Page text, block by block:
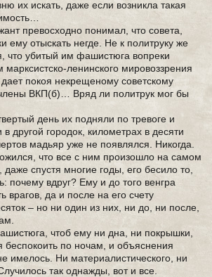
их искать, даже если возникла такая
превосходно понимал, что совета,
ему отыскать негде. Не к политруку же
что убитый им фашистюга вопреки
марксистско-ленинского мировоззрения
покоя некрещеному советскому
ВКП(б)… Вряд ли политрук мог бы
день их подняли по тревоге и
другой городок, километрах в десяти
мадьяр уже не появлялся. Никогда.
что все с ним произошло на самом
спустя многие годы, его бесило то,
почему вдруг? Ему и до того венгра
врагов, да и после на его счету
– но ни один из них, ни до, ни после,
чтоб ему ни дна, ни покрышки,
беспокоить по ночам, и объяснения
имелось. Ни материалистического, ни
так однажды, вот и все.